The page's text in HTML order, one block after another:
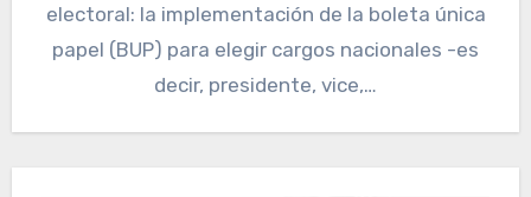
electoral: la implementación de la boleta única
papel (BUP) para elegir cargos nacionales -es
decir, presidente, vice,…